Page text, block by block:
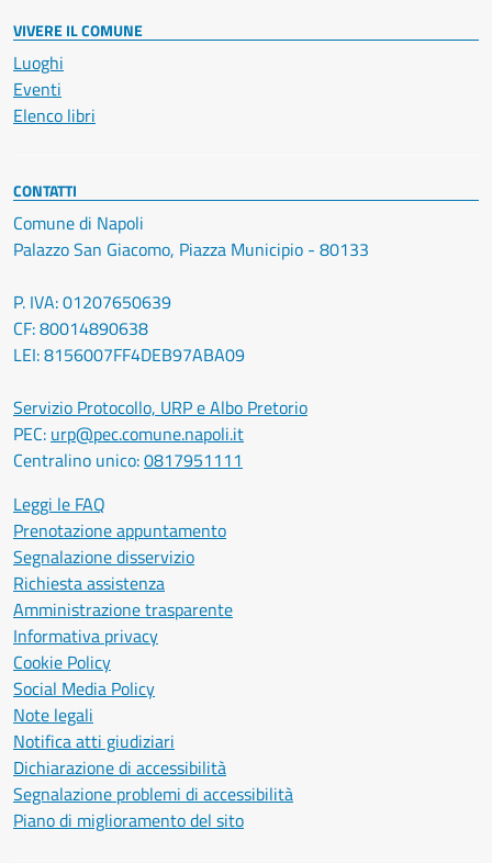
VIVERE IL COMUNE
Luoghi
Eventi
Elenco libri
CONTATTI
Comune di Napoli
Palazzo San Giacomo, Piazza Municipio - 80133
P. IVA: 01207650639
CF: 80014890638
LEI: 8156007FF4DEB97ABA09
Servizio Protocollo, URP e Albo Pretorio
PEC: urp@pec.comune.napoli.it
Centralino unico:0817951111
Leggi le FAQ
Prenotazione appuntamento
Segnalazione disservizio
Richiesta assistenza
Amministrazione trasparente
Informativa privacy
Cookie Policy
Social Media Policy
Note legali
Notifica atti giudiziari
Dichiarazione di accessibilità
Segnalazione problemi di accessibilità
Piano di miglioramento del sito